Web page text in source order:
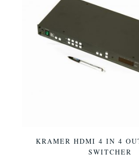
KRAMER HDMI 4 IN 4
SWITCHER